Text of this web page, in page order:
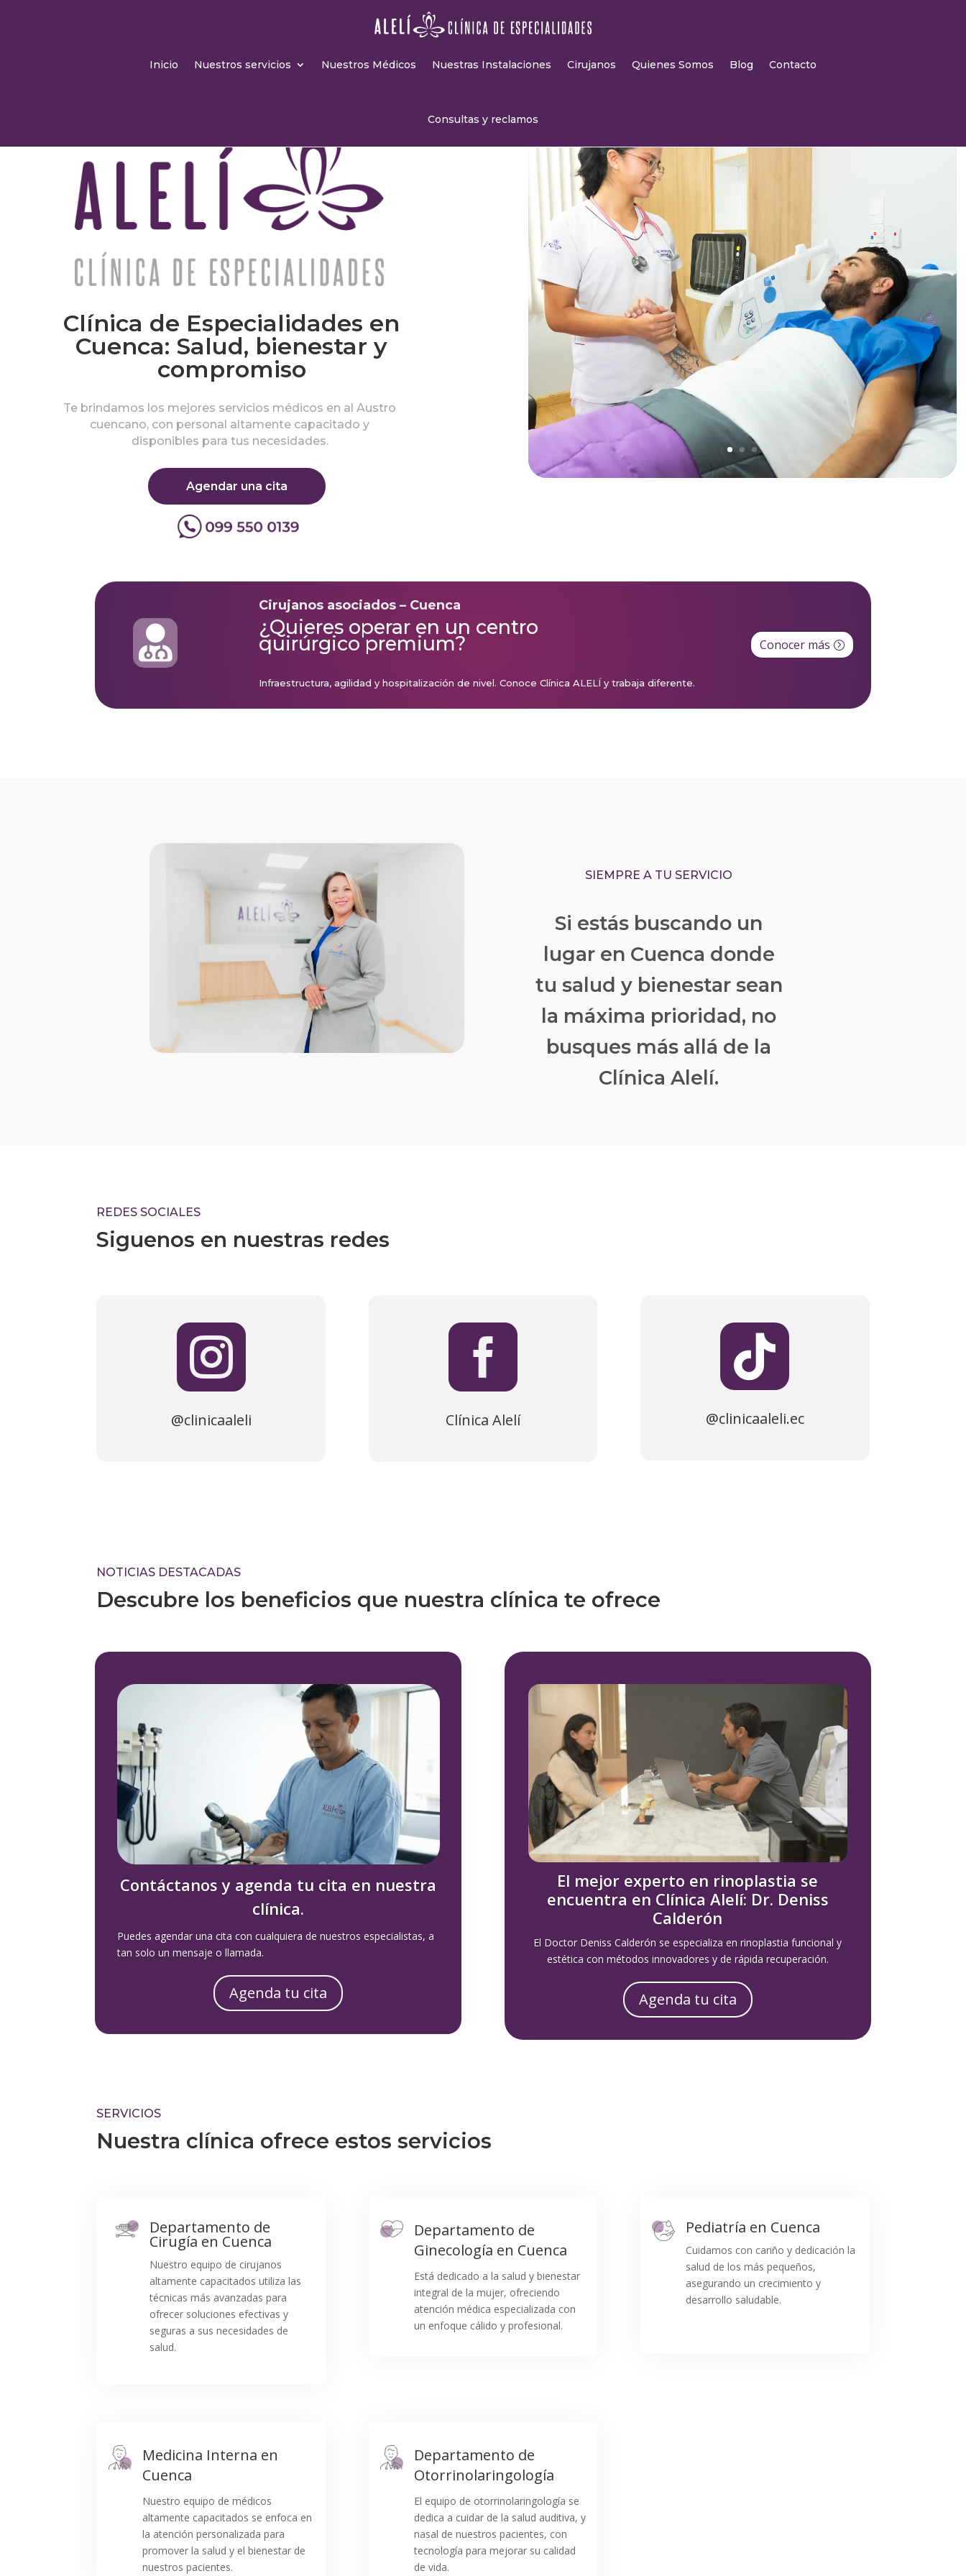
Inicio Nuestros servicios Nuestros Médicos Nuestras Instalaciones Cirujanos Quienes Somos Blog Contacto
Consultas y reclamos
Clínica de Especialidades en
Cuenca: Salud, bienestar y
compromiso
Te brindamos los mejores servicios médicos en al Austro
cuencano, con personal altamente capacitado y
disponibles para tus necesidades.
Agendar una cita
.

Cirujanos asociados – Cuenca
¿Quieres operar en un centro
quirúrgico premium?
Infraestructura, agilidad y hospitalización de nivel. Conoce Clínica ALELÍ y trabaja diferente.
Conocer más
SIEMPRE A TU SERVICIO
Si estás buscando un
lugar en Cuenca donde
tu salud y bienestar sean
la máxima prioridad, no
busques más allá de la
Clínica Alelí.
REDES SOCIALES
Siguenos en nuestras redes

@clinicaaleli

Clínica Alelí

@clinicaaleli.ec
NOTICIAS DESTACADAS
Descubre los beneficios que nuestra clínica te ofrece
Contáctanos y agenda tu cita en nuestra
clínica.
Puedes agendar una cita con cualquiera de nuestros especialistas, a
tan solo un mensaje o llamada.
Agenda tu cita
El mejor experto en rinoplastia se
encuentra en Clínica Alelí: Dr. Deniss
Calderón
El Doctor Deniss Calderón se especializa en rinoplastia funcional y
estética con métodos innovadores y de rápida recuperación.
Agenda tu cita
SERVICIOS
Nuestra clínica ofrece estos servicios
Departamento de
Cirugía en Cuenca
Nuestro equipo de cirujanos
altamente capacitados utiliza las
técnicas más avanzadas para
ofrecer soluciones efectivas y
seguras a sus necesidades de
salud.
Departamento de
Ginecología en Cuenca
Está dedicado a la salud y bienestar
integral de la mujer, ofreciendo
atención médica especializada con
un enfoque cálido y profesional.
Pediatría en Cuenca
Cuidamos con cariño y dedicación la
salud de los más pequeños,
asegurando un crecimiento y
desarrollo saludable.
Medicina Interna en
Cuenca
Nuestro equipo de médicos
altamente capacitados se enfoca en
la atención personalizada para
promover la salud y el bienestar de
nuestros pacientes.
Departamento de
Otorrinolaringología
El equipo de otorrinolaringología se
dedica a cuidar de la salud auditiva, y
nasal de nuestros pacientes, con
tecnología para mejorar su calidad
de vida.